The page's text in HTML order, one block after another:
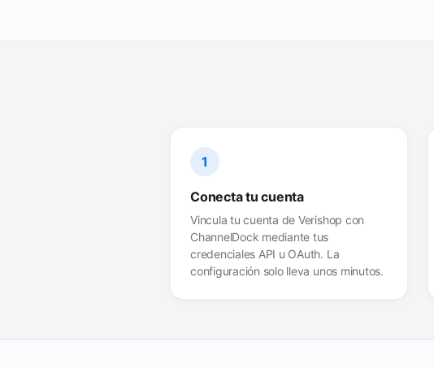
1
Conecta tu cuenta
Vincula tu cuenta de Verishop con
ChannelDock mediante tus
credenciales API u OAuth. La
configuración solo lleva unos minutos.